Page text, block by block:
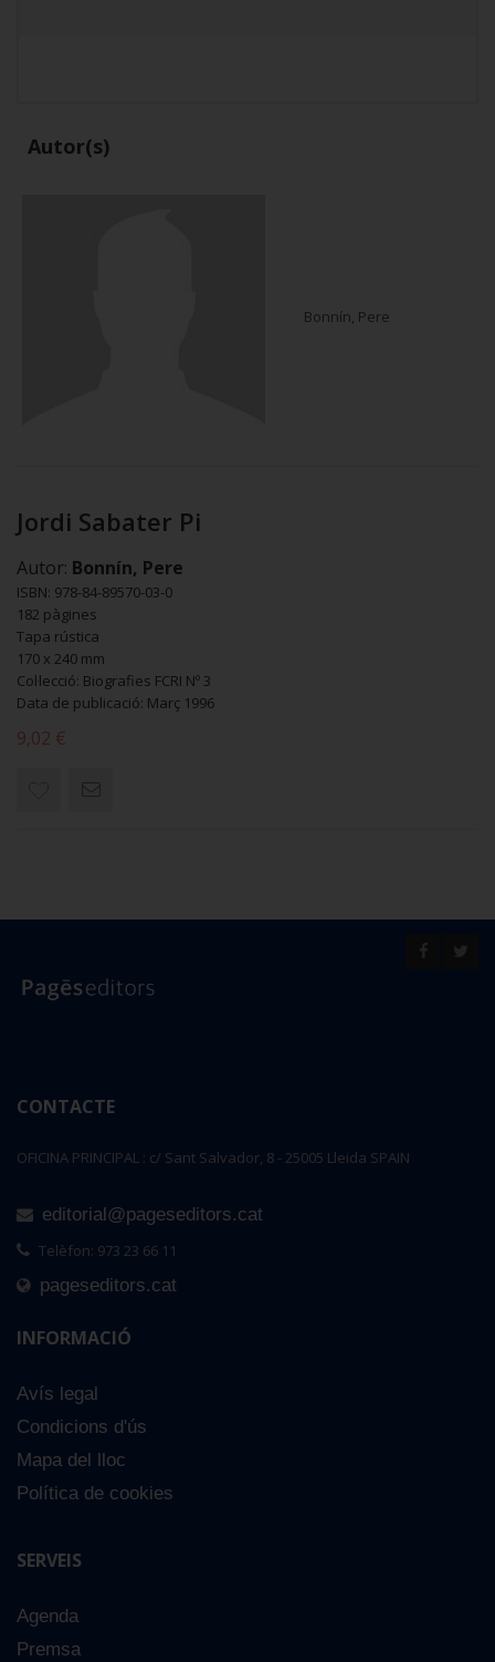
Autor(s)
Bonnín, Pere
Jordi Sabater Pi
Autor: Bonnín, Pere
ISBN: 978-84-89570-03-0
182 pàgines
Tapa rústica
170 x 240 mm
Col·lecció: Biografies FCRI Nº 3
Data de publicació: Març 1996
9,02 €
CONTACTE
OFICINA PRINCIPAL : c/ Sant Salvador, 8 - 25005 Lleida SPAIN
editorial@pageseditors.cat
Telèfon: 973 23 66 11
pageseditors.cat
INFORMACIÓ
Avís legal
Condicions d'ús
Mapa del lloc
Política de cookies
SERVEIS
Agenda
Premsa